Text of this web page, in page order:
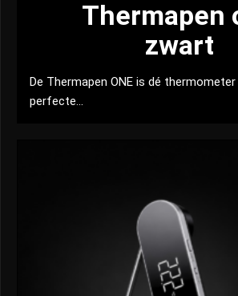
Thermapen
zwart
De Thermapen ONE is dé thermometer
perfecte...